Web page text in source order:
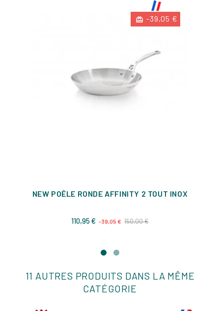
-39,05 €
NEW POÊLE RONDE AFFINITY 2 TOUT INOX
110,95 € Prix
-39,05 € 150,00 €Prix
11 AUTRES PRODUITS DANS LA MÊME
CATÉGORIE